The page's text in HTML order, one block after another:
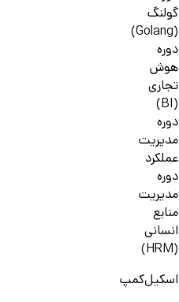
گولنگ
(Golang)
دوره
هوش
تجاری
(BI)
دوره
مدیریت
عملکرد
دوره
مدیریت
منابع
انسانی
(HRM)
اسکیل‌کمپ